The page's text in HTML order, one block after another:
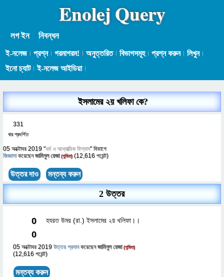
Enolej Query
লগ ইন নিবন্ধন
ই-নলেজ প্রশ্ন গরমাগরম! অনুত্তরিত বিভাগসমূহ প্রশ্ন করুন
লিখুন
ইনো চ্যাট
ই-নলেজ আইডিয়া
ইসলামের ২য় খলিফা কে?
331
বার প্রদর্শিত
05 অক্টোবর 2019 "ধর্ম ও আধ্যাত্মিক বিশ্বাস" বিভাগে
জিজ্ঞাসাকরেছেনজামিনুল রেজা (পন্ডিত) (12,616 পয়েন্ট)
2 উত্তর
0
0
হযরত উমর (রা.) ইসলামের ২য় খলিফা।।
05 অক্টোবর 2019 উত্তর প্রদান করেছেনজামিনুল রেজা (পন্ডিত)
(12,616 পয়েন্ট)